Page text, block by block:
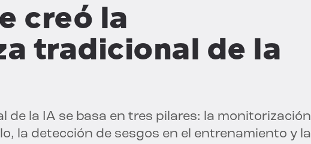
creó la
tradicional de la
de la IA se basa en tres pilares: la monitorización
la detección de sesgos en el entrenamiento y la